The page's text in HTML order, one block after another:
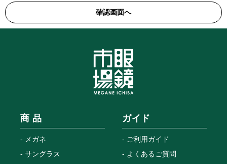
商 品
メガネ
サングラス
ガイド
ご利用ガイド
よくあるご質問